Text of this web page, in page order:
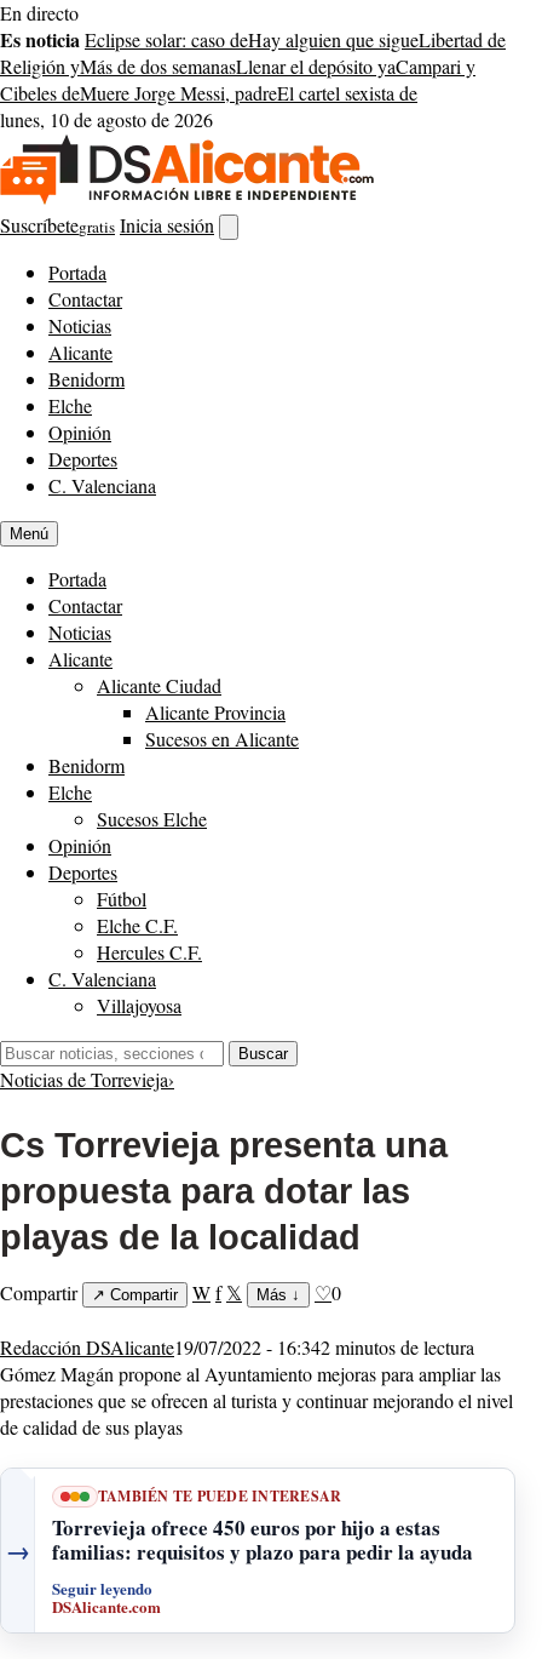
Saltar
al
contenido
En directo
Es noticiaEclipse solar: caso deHay alguien que sigueLibertad de
Religión yMás de dos semanasLlenar el depósito yaCampari y
Cibeles deMuere Jorge Messi, padreEl cartel sexista de
lunes, 10 de agosto de 2026
Suscríbetegratis Inicia sesión
buscador
Portada
Contactar
Noticias
Alicante
Benidorm
Elche
Opinión
Deportes
C. Valenciana
Menú
Portada
Contactar
Noticias
Alicante
Alicante Ciudad
Alicante Provincia
Sucesos en Alicante
Benidorm
Elche
Sucesos Elche
Opinión
Deportes
Fútbol
Elche C.F.
Hercules C.F.
C. Valenciana
Villajoyosa
Buscar:
Buscar
Noticias de Torrevieja›
Cs Torrevieja presenta una
propuesta para dotar las
playas de la localidad
Compartir ↗ Compartir Wf 𝕏 Más ↓ ♡0
Redacción DSAlicante19/07/2022 - 16:342 minutos de lectura
Gómez Magán propone al Ayuntamiento mejoras para ampliar las
prestaciones que se ofrecen al turista y continuar mejorando el nivel
de calidad de sus playas
→
TAMBIÉN TE PUEDE INTERESAR
Torrevieja ofrece 450 euros por hijo a estas
familias: requisitos y plazo para pedir la ayuda
Seguir leyendo
DSAlicante.com